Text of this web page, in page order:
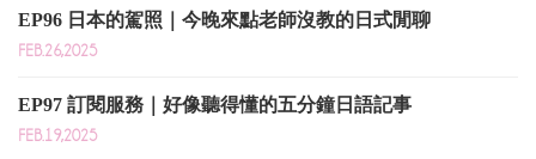
EP96 日本的駕照｜今晚來點老師沒教的日式閒聊
FEB.26,2025
EP97 訂閱服務｜好像聽得懂的五分鐘日語記事
FEB.19,2025